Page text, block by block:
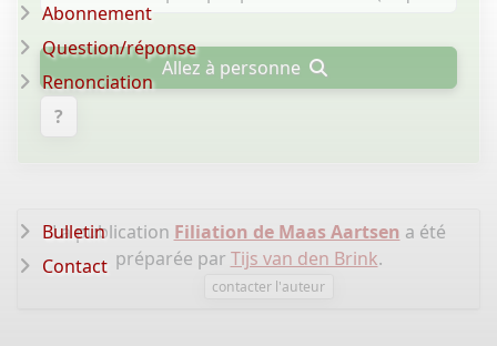
Allez à personne
?
La publication Filiation de Maas Aartsen a été
préparée par Tijs van den Brink.
contacter l'auteur
Abonnement
Question/réponse
Renonciation
Bulletin
Contact